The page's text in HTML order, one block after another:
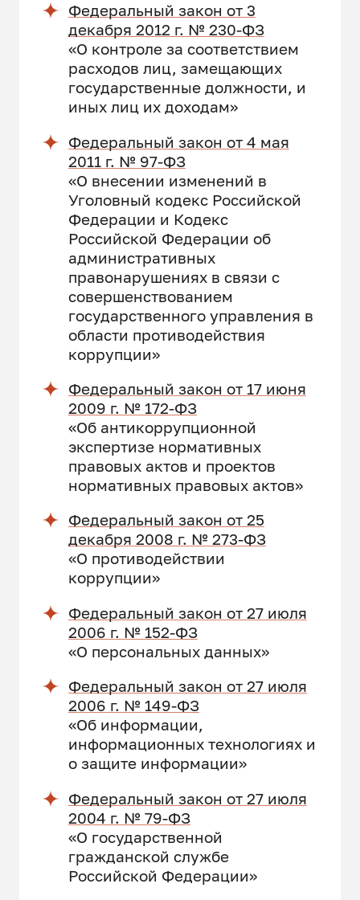
Федеральный закон от 3
декабря 2012 г. № 230-ФЗ
«О контроле за соответствием
расходов лиц, замещающих
государственные должности, и
иных лиц их доходам»
Федеральный закон от 4 мая
2011 г. № 97-ФЗ
«О внесении изменений в
Уголовный кодекс Российской
Федерации и Кодекс
Российской Федерации об
административных
правонарушениях в связи с
совершенствованием
государственного управления в
области противодействия
коррупции»
Федеральный закон от 17 июня
2009 г. № 172-ФЗ
«Об антикоррупционной
экспертизе нормативных
правовых актов и проектов
нормативных правовых актов»
Федеральный закон от 25
декабря 2008 г. № 273-ФЗ
«О противодействии
коррупции»
Федеральный закон от 27 июля
2006 г. № 152-ФЗ
«О персональных данных»
Федеральный закон от 27 июля
2006 г. № 149-ФЗ
«Об информации,
информационных технологиях и
о защите информации»
Федеральный закон от 27 июля
2004 г. № 79-ФЗ
«О государственной
гражданской службе
Российской Федерации»